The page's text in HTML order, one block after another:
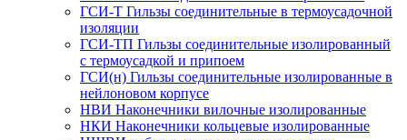
ГСИ-Т Гильзы соединительные в термоусадочной
изоляции
ГСИ-ТП Гильзы соединительные изолированный
с термоусадкой и припоем
ГСИ(н) Гильзы соединительные изолированные в
нейлоновом корпусе
НВИ Наконечники вилочные изолированные
НКИ Наконечники кольцевые изолированные